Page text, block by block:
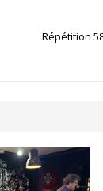
Répétition